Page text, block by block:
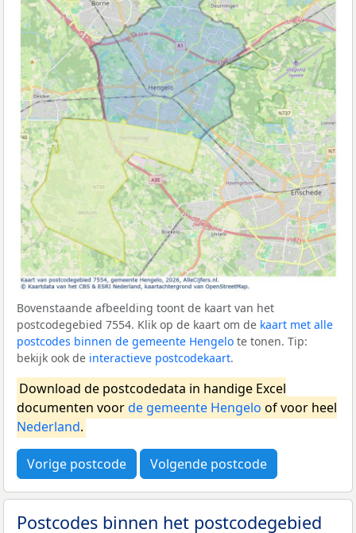
Bovenstaande afbeelding toont de kaart van het
postcodegebied 7554. Klik op de kaart om de kaart met alle
postcodes binnen de gemeente Hengelo te tonen. Tip:
bekijk ook de interactieve postcodekaart.
Download de postcodedata in handige Excel
documenten voorde gemeente Hengelo of voor heel
Nederland.
Vorige postcode Volgende postcode
Postcodes binnen het postcodegebied